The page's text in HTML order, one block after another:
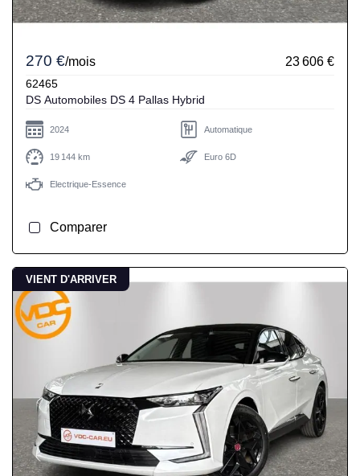
270 €/mois 23 606 €
62465
DS Automobiles DS 4 Pallas Hybrid
2024 Automatique
19 144 km Euro 6D
Electrique-Essence
Comparer
VIENT D'ARRIVER